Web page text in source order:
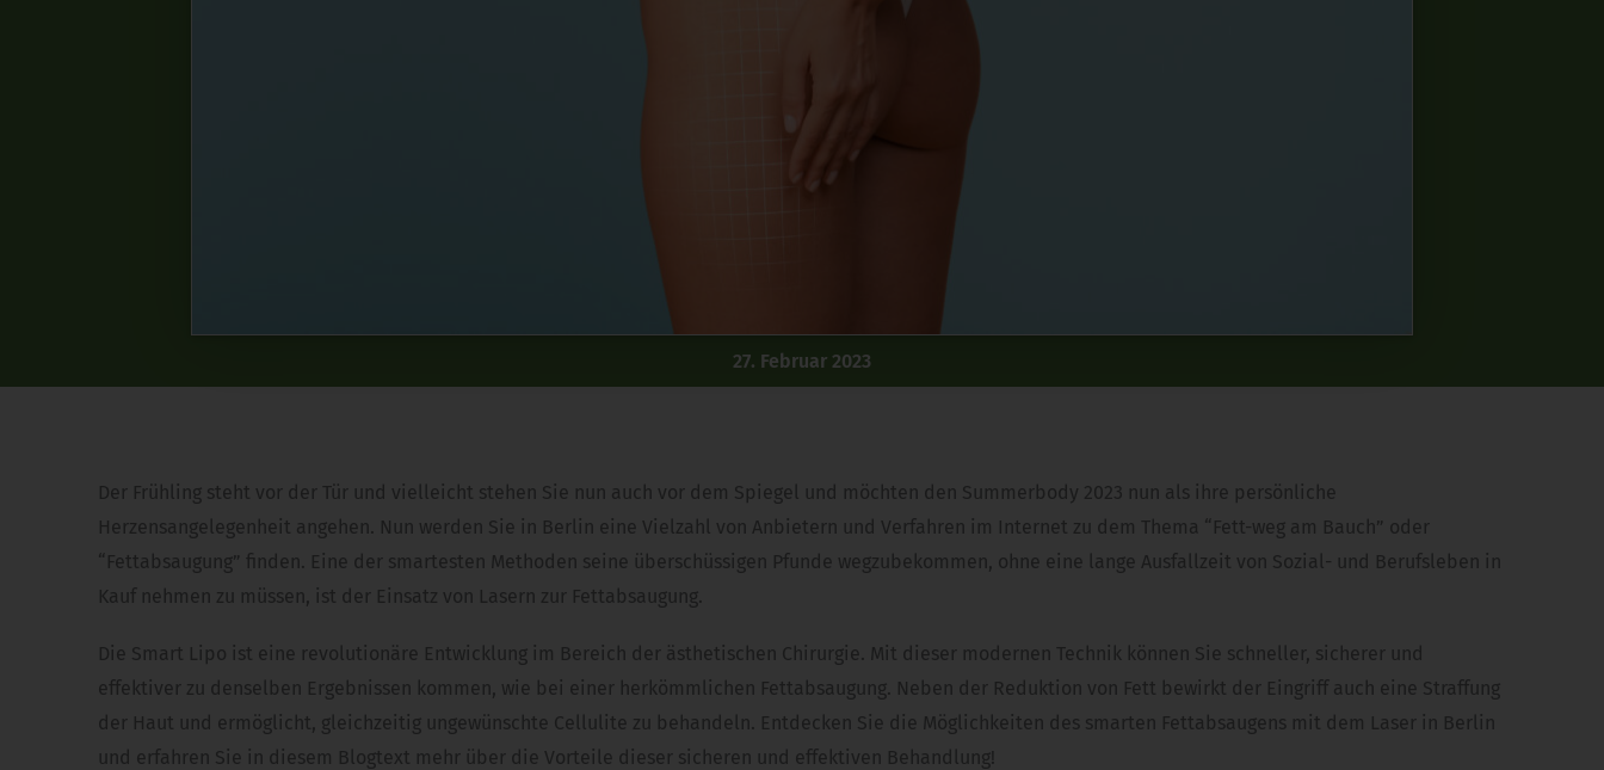
27. Februar 2023
Der Frühling steht vor der Tür und vielleicht stehen Sie nun auch vor dem Spiegel und möchten den Summerbody 2023 nun als ihre persönliche
Herzensangelegenheit angehen. Nun werden Sie in Berlin eine Vielzahl von Anbietern und Verfahren im Internet zu dem Thema “Fett-weg am Bauch” oder
“Fettabsaugung” finden. Eine der smartesten Methoden seine überschüssigen Pfunde wegzubekommen, ohne eine lange Ausfallzeit von Sozial- und Berufsleben in
Kauf nehmen zu müssen, ist der Einsatz von Lasern zur Fettabsaugung.
Die Smart Lipo ist eine revolutionäre Entwicklung im Bereich der ästhetischen Chirurgie. Mit dieser modernen Technik können Sie schneller, sicherer und
effektiver zu denselben Ergebnissen kommen, wie bei einer herkömmlichen Fettabsaugung. Neben der Reduktion von Fett bewirkt der Eingriff auch eine Straffung
der Haut und ermöglicht, gleichzeitig ungewünschte Cellulite zu behandeln. Entdecken Sie die Möglichkeiten des smarten Fettabsaugens mit dem Laser in Berlin
und erfahren Sie in diesem Blogtext mehr über die Vorteile dieser sicheren und effektiven Behandlung!